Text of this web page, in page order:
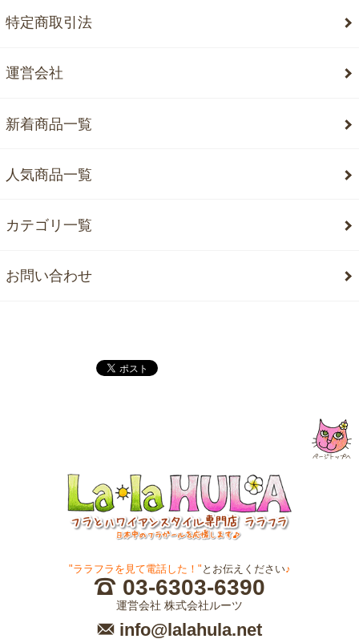
特定商取引法
運営会社
新着商品一覧
人気商品一覧
カテゴリ一覧
お問い合わせ
"ララフラを見て電話した！" とお伝えください♪
03-6303-6390
運営会社 株式会社ルーツ
info@lalahula.net